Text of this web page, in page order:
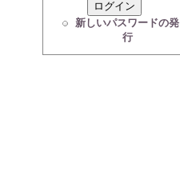
新しいパスワードの発
行